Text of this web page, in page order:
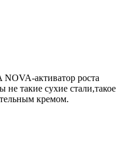
активатор роста
такие сухие стали,такое
кремом.